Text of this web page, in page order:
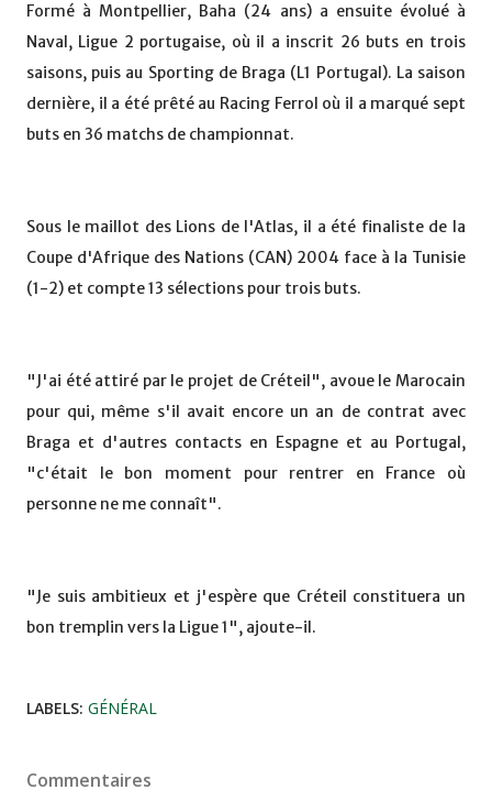
Formé à Montpellier, Baha (24 ans) a ensuite évolué à
Naval, Ligue 2 portugaise, où il a inscrit 26 buts en trois
saisons, puis au Sporting de Braga (L1 Portugal). La saison
dernière, il a été prêté au Racing Ferrol où il a marqué sept
buts en 36 matchs de championnat.
Sous le maillot des Lions de l'Atlas, il a été finaliste de la
Coupe d'Afrique des Nations (CAN) 2004 face à la Tunisie
(1-2) et compte 13 sélections pour trois buts.
"J'ai été attiré par le projet de Créteil", avoue le Marocain
pour qui, même s'il avait encore un an de contrat avec
Braga et d'autres contacts en Espagne et au Portugal,
"c'était le bon moment pour rentrer en France où
personne ne me connaît".
"Je suis ambitieux et j'espère que Créteil constituera un
bon tremplin vers la Ligue 1", ajoute-il.
LABELS: GÉNÉRAL
Commentaires